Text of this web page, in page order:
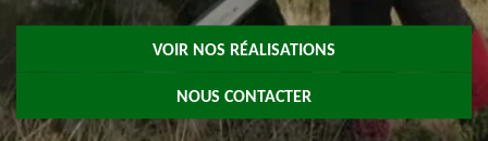
VOIR NOS RÉALISATIONS
NOUS CONTACTER